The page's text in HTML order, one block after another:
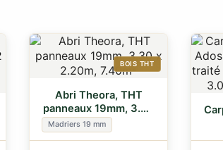
BOIS THT
Abri Theora, THT
panneaux 19mm, 3.30
x 2.20m, 7.40m²
Madriers 19 mm